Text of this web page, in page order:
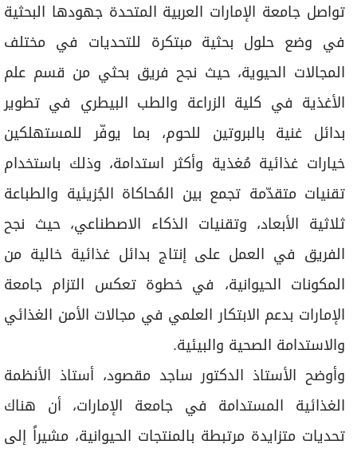
تواصل جامعة الإمارات العربية المتحدة جهودها البحثية
في وضع حلول بحثية مبتكرة للتحديات في مختلف
المجالات الحيوية، حيث نجح فريق بحثي من قسم علم
الأغذية في كلية الزراعة والطب البيطري في تطوير
بدائل غنية بالبروتين للحوم، بما يوفّر للمستهلكين
خيارات غذائية مُغذية وأكثر استدامة، وذلك باستخدام
تقنيات متقدّمة تجمع بين المُحاكاة الجُزيئية والطباعة
ثلاثية الأبعاد، وتقنيات الذكاء الاصطناعي، حيث نجح
الفريق في العمل على إنتاج بدائل غذائية خالية من
المكونات الحيوانية، في خطوة تعكس التزام جامعة
الإمارات بدعم الابتكار العلمي في مجالات الأمن الغذائي
والاستدامة الصحية والبيئية.
وأوضح الأستاذ الدكتور ساجد مقصود، أستاذ الأنظمة
الغذائية المستدامة في جامعة الإمارات، أن هناك
تحديات متزايدة مرتبطة بالمنتجات الحيوانية، مشيراً إلى